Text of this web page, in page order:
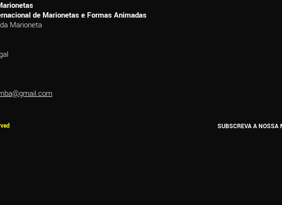
de Marionetas e Formas Animadas
Marioneta
SUBSCREVA A NOSSA